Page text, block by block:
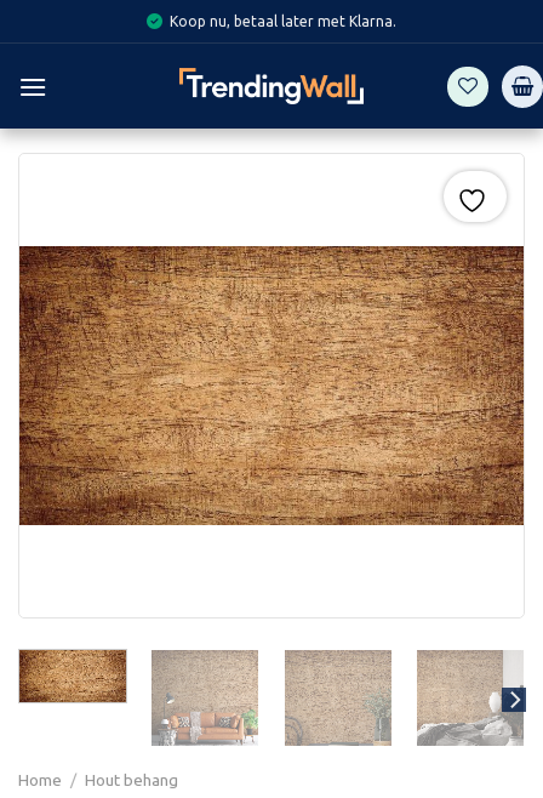
to
content
Koop nu, betaal later met Klarna.
Home / Hout behang